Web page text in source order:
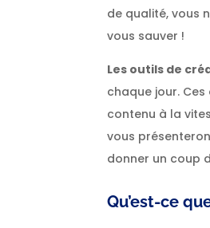
de qualité, vous
vous sauver !
Les outils de
chaque jour.
contenu à la
vous
donner un coup
Qu’est-ce